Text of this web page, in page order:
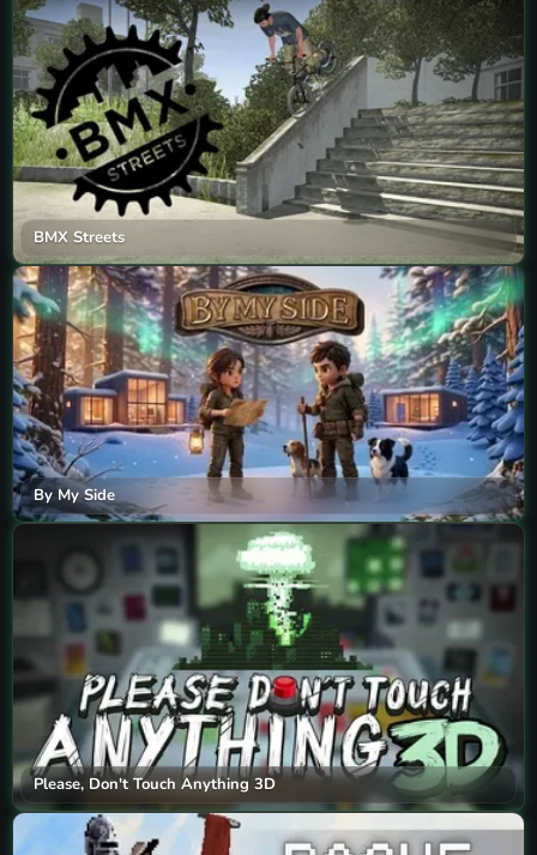
BMX Streets
By My Side
Please, Don't Touch Anything 3D